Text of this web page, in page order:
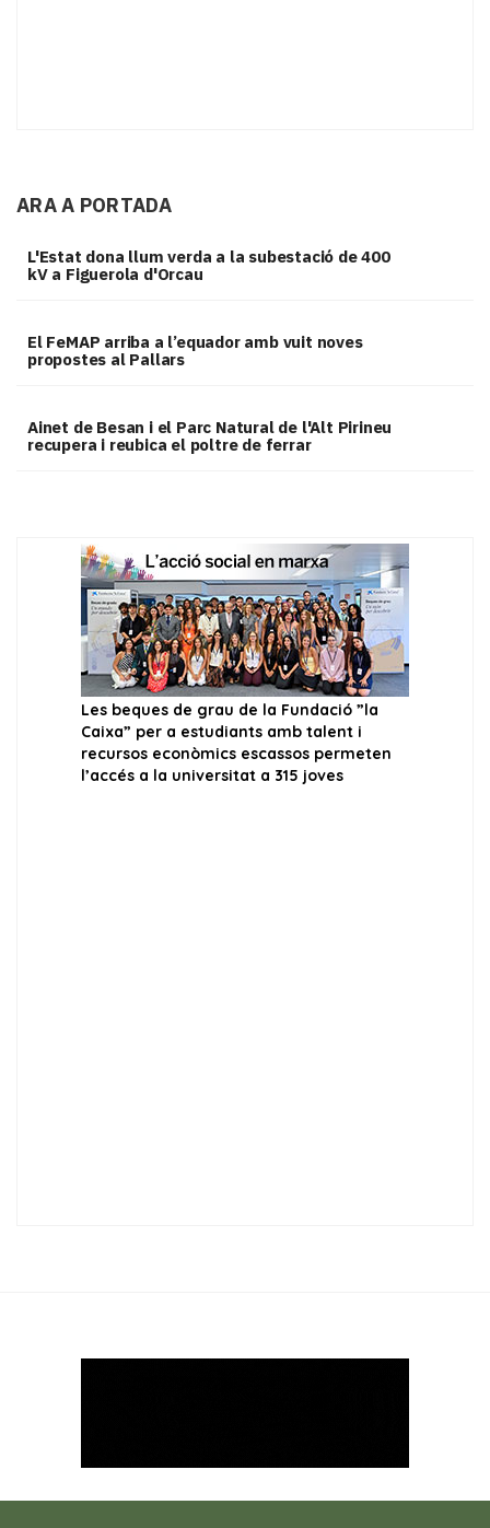
ARA A PORTADA
L'Estat dona llum verda a la subestació de 400
kV a Figuerola d'Orcau
El FeMAP arriba a l’equador amb vuit noves
propostes al Pallars
Ainet de Besan i el Parc Natural de l'Alt Pirineu
recupera i reubica el poltre de ferrar